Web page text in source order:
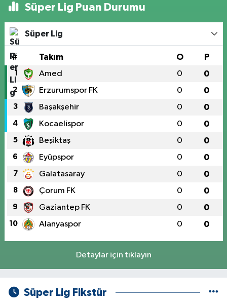
Süper Lig Puan Durumu
Süper Lig
# Takım O P
1 Amed 0 0
2 Erzurumspor FK 0 0
3 Başakşehir 0 0
4 Kocaelispor 0 0
5 Beşiktaş 0 0
6 Eyüpspor 0 0
7 Galatasaray 0 0
8 Çorum FK 0 0
9 Gaziantep FK 0 0
10 Alanyaspor 0 0
Detaylar için tıklayın
Süper Lig Fikstür